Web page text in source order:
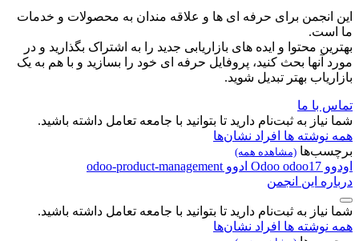
این انجمن برای حرفه ای ها و علاقه مندان به محصولات و خدمات
ما است.
بهترین محتوا و ایده های بازاریابی جدید را به اشتراک بگذارید و در
مورد آنها بحث کنید، پروفایل حرفه ای خود را بسازید و با هم به یک
بازاریاب بهتر تبدیل شوید.
تماس با ما
شما نیاز به ثبت‌نام دارید تا بتوانید با جامعه تعامل داشته باشید.
همه نوشته ها افراد نشان‌ها
برچسب‌ها (مشاهده همه)
اودوو Odoo odoo17 ادوو odoo-product-management
درباره این انجمن
شما نیاز به ثبت‌نام دارید تا بتوانید با جامعه تعامل داشته باشید.
همه نوشته ها افراد نشان‌ها